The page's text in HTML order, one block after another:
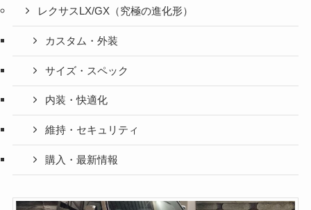
レクサスLX/GX（究極の進化形）
カスタム・外装
サイズ・スペック
内装・快適化
維持・セキュリティ
購入・最新情報